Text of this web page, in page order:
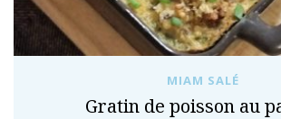
MIAM SALÉ
Gratin de poisson au